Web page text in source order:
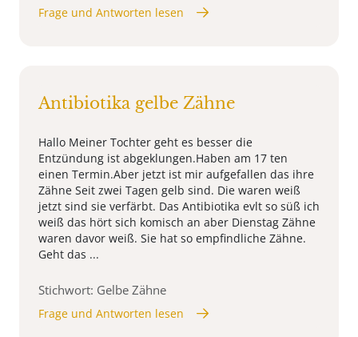
Frage und Antworten lesen
Antibiotika gelbe Zähne
Hallo Meiner Tochter geht es besser die
Entzündung ist abgeklungen.Haben am 17 ten
einen Termin.Aber jetzt ist mir aufgefallen das ihre
Zähne Seit zwei Tagen gelb sind. Die waren weiß
jetzt sind sie verfärbt. Das Antibiotika evlt so süß ich
weiß das hört sich komisch an aber Dienstag Zähne
waren davor weiß. Sie hat so empfindliche Zähne.
Geht das ...
Stichwort: Gelbe Zähne
Frage und Antworten lesen